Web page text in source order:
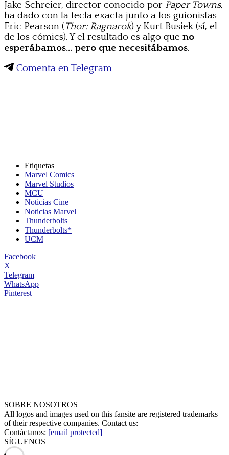
Jake Schreier, director conocido por Paper Towns,
ha dado con la tecla exacta junto a los guionistas
Eric Pearson (Thor: Ragnarok) y Kurt Busiek (sí, el
de los cómics). Y el resultado es algo que no
esperábamos… pero que necesitábamos.
Comenta en Telegram
Etiquetas
Marvel Comics
Marvel Studios
MCU
Noticias Cine
Noticias Marvel
Thunderbolts
Thunderbolts*
UCM
Facebook
X
Telegram
WhatsApp
Pinterest
SOBRE NOSOTROS
All logos and images used on this fansite are registered trademarks
of their respective companies. Contact us:
Contáctanos: [email protected]
SÍGUENOS